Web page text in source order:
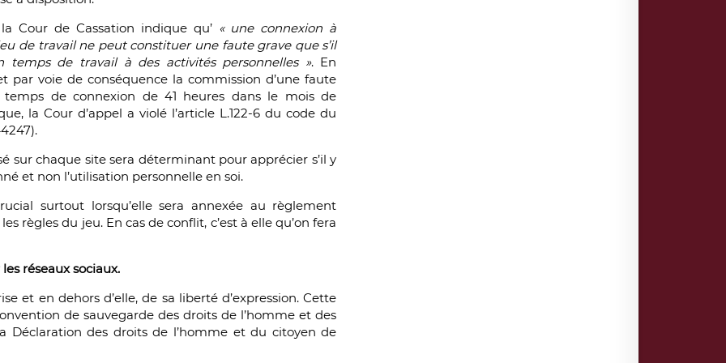
Cour de Cassation indique qu’ « une connexion à
de travail ne peut constituer une faute grave que s’il
de travail à des activités personnelles ». En
par voie de conséquence la commission d’une faute
de connexion de 41 heures dans le mois de
la Cour d’appel a violé l’article L.122-6 du code du
sur chaque site sera déterminant pour apprécier s’il y
et non l’utilisation personnelle en soi.
surtout lorsqu’elle sera annexée au règlement
règles du jeu. En cas de conflit, c’est à elle qu’on fera
réseaux sociaux.
et en dehors d’elle, de sa liberté d’expression. Cette
de sauvegarde des droits de l’homme et des
Déclaration des droits de l’homme et du citoyen de